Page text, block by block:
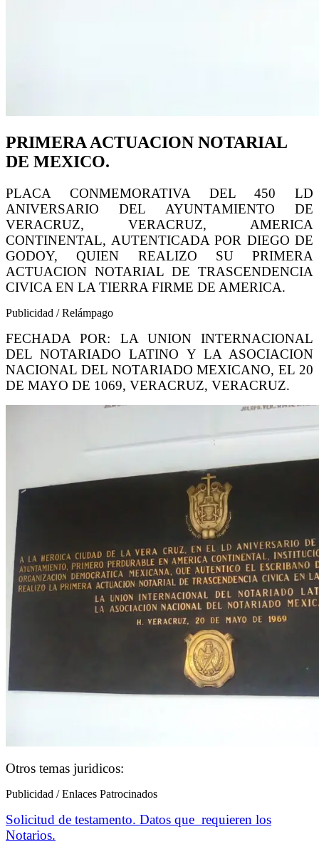
PRIMERA ACTUACION NOTARIAL
DE MEXICO.
PLACA CONMEMORATIVA DEL 450 LD
ANIVERSARIO DEL AYUNTAMIENTO DE
VERACRUZ, VERACRUZ, AMERICA
CONTINENTAL, AUTENTICADA POR DIEGO DE
GODOY, QUIEN REALIZO SU PRIMERA
ACTUACION NOTARIAL DE TRASCENDENCIA
CIVICA EN LA TIERRA FIRME DE AMERICA.
Publicidad / Relámpago
FECHADA POR: LA UNION INTERNACIONAL
DEL NOTARIADO LATINO Y LA ASOCIACION
NACIONAL DEL NOTARIADO MEXICANO, EL 20
DE MAYO DE 1069, VERACRUZ, VERACRUZ.
Otros temas juridicos:
Publicidad / Enlaces Patrocinados
Solicitud de testamento. Datos que requieren los
Notarios.